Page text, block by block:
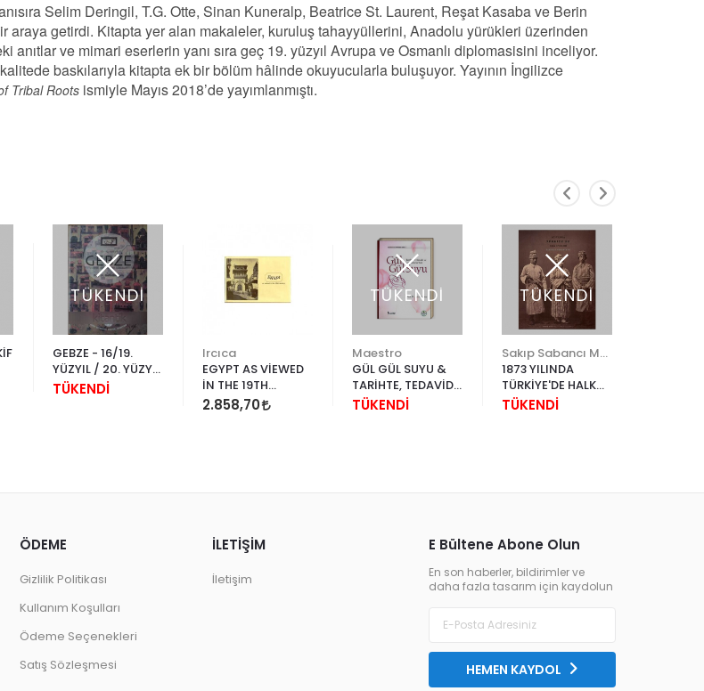
Selim Deringil, T.G. Otte, Sinan Kuneralp, Beatrice St. Laurent, Reşat Kasaba ve Berin
araya getirdi. Kitapta yer alan makaleler, kuruluş tahayyüllerini, Anadolu yürükleri üzerinden
ve mimari eserlerin yanı sıra geç 19. yüzyıl Avrupa ve Osmanlı diplomasisini inceliyor.
baskılarıyla kitapta ek bir bölüm hâlinde okuyucularla buluşuyor. Yayının İngilizce
Tribal Roots ismiyle Mayıs 2018’de yayımlanmıştı.
TÜKENDİ
GEBZE - 16/19.
YÜZYIL / 20. YÜZYIL
SOSYO-EKONOMİK
TÜKENDİ
Ircıca
EGYPT AS VİEWED
İN THE 19TH
CENTURY
2.858,70
TÜKENDİ
Maestro
GÜL GÜL SUYU &
TARİHTE, TEDAVİDE
VE GELENEKTEKİ
TÜKENDİ
TÜKENDİ
1873 YILINDA
TÜRKİYE'DE HALK
GİYSİLERİ
TÜKENDİ
E Bültene Abone Olun
En son haberler, bildirimler ve
daha fazla tasarım için kaydolun
HEMEN KAYDOL
ÖDEME
Gizlilik Politikası
Kullanım Koşulları
Ödeme Seçenekleri
Satış Sözleşmesi
İLETİŞİM
İletişim